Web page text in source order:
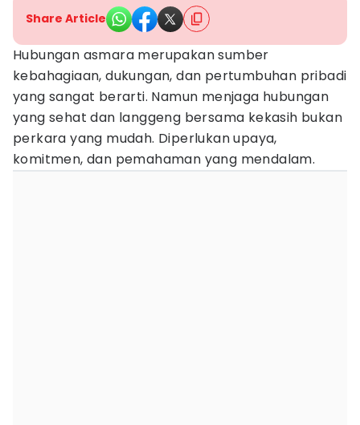
Share Article
Hubungan asmara merupakan sumber
kebahagiaan, dukungan, dan pertumbuhan pribadi
yang sangat berarti. Namun menjaga hubungan
yang sehat dan langgeng bersama kekasih bukan
perkara yang mudah. Diperlukan upaya,
komitmen, dan pemahaman yang mendalam.